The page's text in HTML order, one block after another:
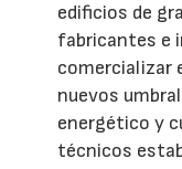
edificios de
fabricantes e
comercializar
nuevos
energético y
técnicos